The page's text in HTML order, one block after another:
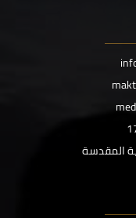
المقدسة